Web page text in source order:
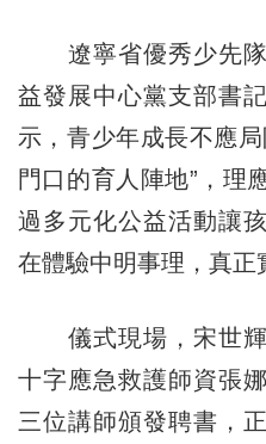
遼寧省優秀少先隊
益發展中心黨支部書
示，青少年成長不應
門口的育人陣地”，理
過多元化公益活動讓
在體驗中明事理，真正
儀式現場，宋世輝
十字應急救護師資張
三位講師頒發聘書，